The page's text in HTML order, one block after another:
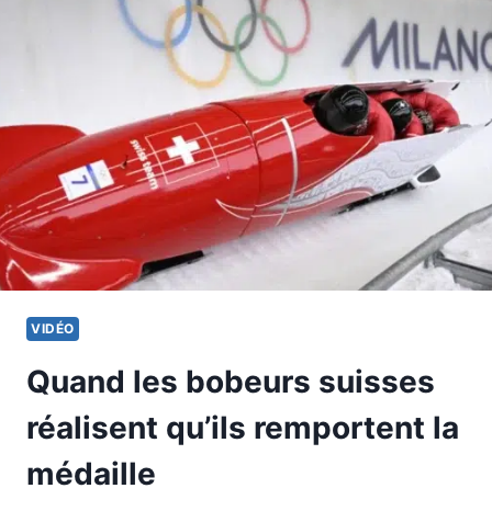
VIDÉO
Quand les bobeurs suisses
réalisent qu’ils remportent la
médaille